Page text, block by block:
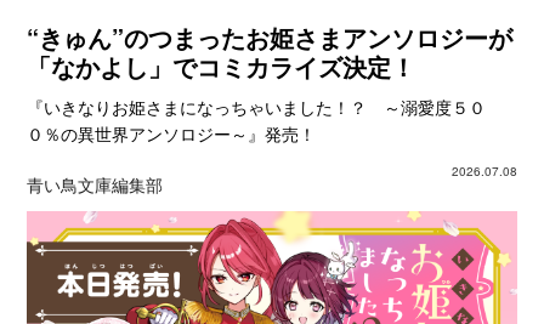
“きゅん”のつまったお姫さまアンソロジーが
「なかよし」でコミカライズ決定！
『いきなりお姫さまになっちゃいました！？ ～溺愛度５０
０％の異世界アンソロジー～』発売！
2026.07.08
青い鳥文庫編集部